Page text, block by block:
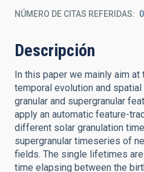
NÚMERO DE CITAS REFERIDAS 0
Descripción
In this paper we mainly aim
temporal evolution and
granular and supergranular
apply an automatic feature-
different solar granulation
supergranular timeseries of
fields. The single lifetimes
time elapsing between the